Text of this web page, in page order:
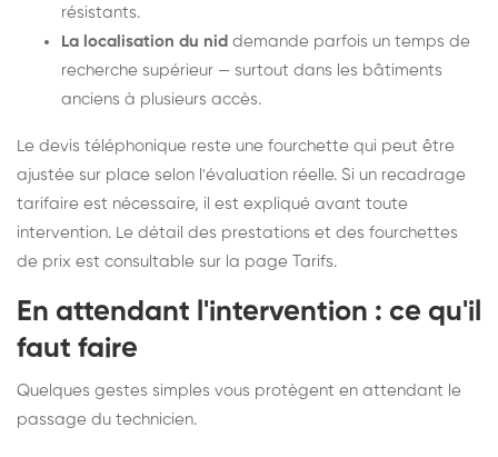
résistants.
La localisation du nid demande parfois un temps de
recherche supérieur — surtout dans les bâtiments
anciens à plusieurs accès.
Le devis téléphonique reste une fourchette qui peut être
ajustée sur place selon l'évaluation réelle. Si un recadrage
tarifaire est nécessaire, il est expliqué avant toute
intervention. Le détail des prestations et des fourchettes
de prix est consultable sur la page Tarifs.
En attendant l'intervention : ce qu'il
faut faire
Quelques gestes simples vous protègent en attendant le
passage du technicien.